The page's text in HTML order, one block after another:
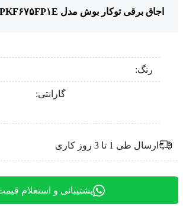
اجاق برقی توکار بوش مدل PKF۶۷۵FP۱E
رنگ:
گارانتی:
ارسال طی 1 تا 3 روز کاری
پشتیبانی و استعلام قیمت